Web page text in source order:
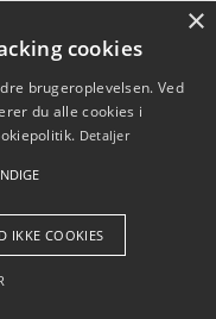
med at reducere
casino: Din
Aps
×
cookies
brugeroplevelsen. Ved
du alle cookies i
Detaljer
IKKE COOKIES